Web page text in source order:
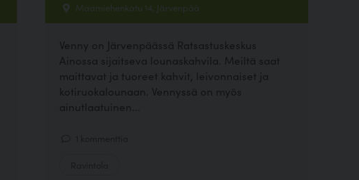
Maamiehenkatu 14, Järvenpää
Venny on Järvenpäässä Ratsastuskeskus
Ainossa sijaitseva lounaskahvila. Meiltä saat
maittavat ja tuoreet kahvit, leivonnaiset ja
kotiruokalounaan. Vennyssä on myös
ainutlaatuinen...